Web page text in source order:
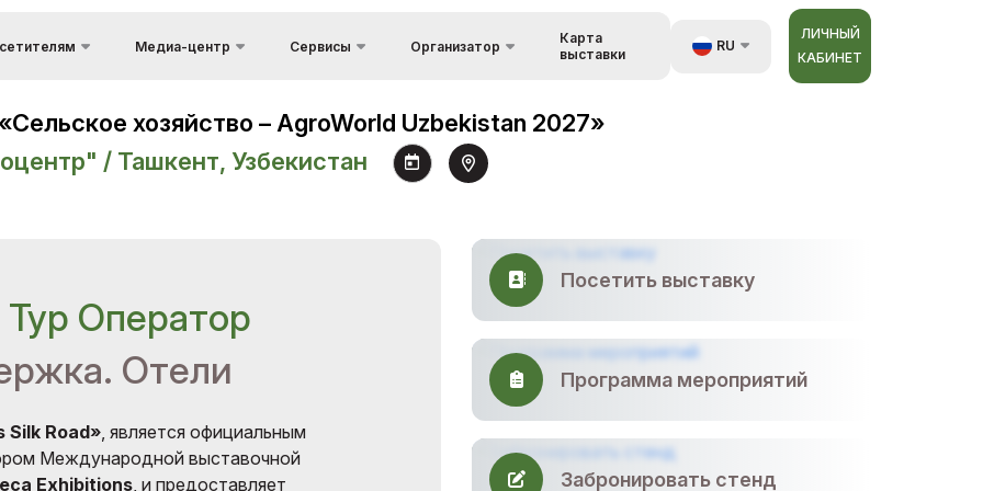
проведения
посещения
Тур
Медиа-центр
Видеогалерея
Пресс-релизы
Сервисы
Доставка груза и
Таможенные услуги
Организатор
Kонтакты
Об организаторах
Карта
выставки
RU
ЛИЧНЫЙ
КАБИНЕТ
хозяйство – AgroWorld Uzbekistan 2027»
/ Ташкент, Узбекистан
Оператор
Отели
Silk Road», является официальным
Международной выставочной
Exhibitions, и предоставляет
Посетить выставку
Программа мероприятий
Забронировать стенд